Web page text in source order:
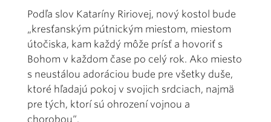
Podľa slov Kataríny Ririovej, nový kostol bude
„kresťanským pútnickým miestom, miestom
útočiska, kam každý môže prísť a hovoriť s
Bohom v každom čase po celý rok. Ako miesto
s neustálou adoráciou bude pre všetky duše,
ktoré hľadajú pokoj v svojich srdciach, najmä
pre tých, ktorí sú ohrození vojnou a
chorobou“.